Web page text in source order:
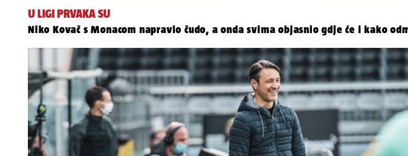
U LIGI PRVAKA SU
Niko Kovač s Monacom napravio čudo, a onda svima objasnio gdje će i kako